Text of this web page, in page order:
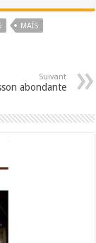
MAÏS
Suivant
abondante